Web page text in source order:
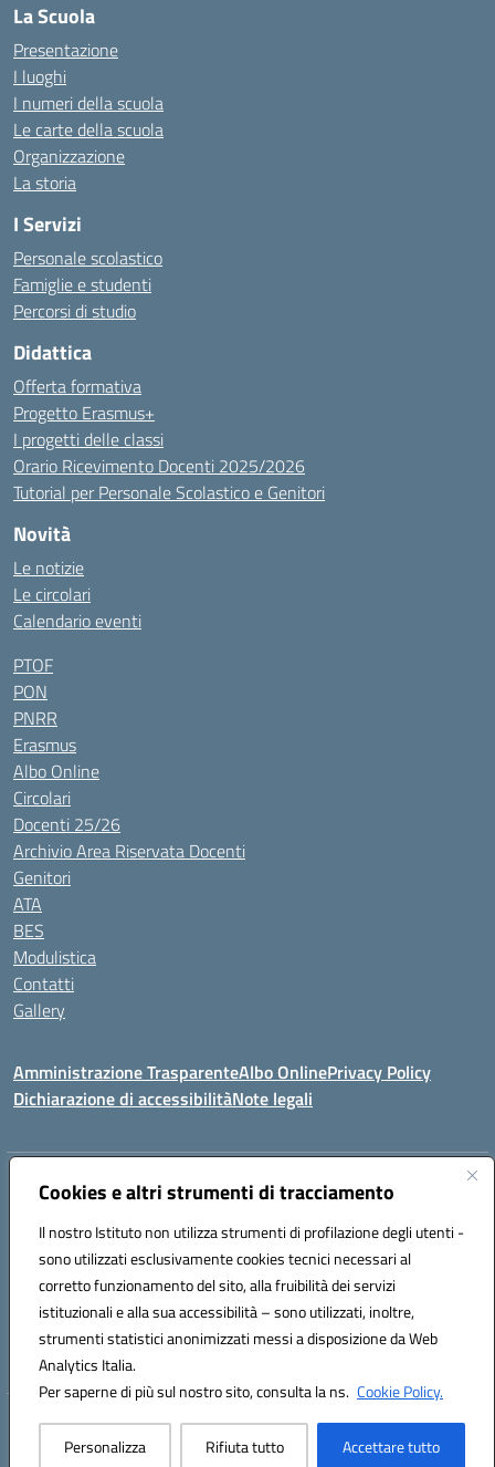
Cookies e altri strumenti di tracciamento
Il nostro Istituto non utilizza strumenti di profilazione degli utenti -
sono utilizzati esclusivamente cookies tecnici necessari al
corretto funzionamento del sito, alla fruibilità dei servizi
istituzionali e alla sua accessibilità – sono utilizzati, inoltre,
strumenti statistici anonimizzati messi a disposizione da Web
Analytics Italia.
Per saperne di più sul nostro sito, consulta la ns. Cookie Policy.
Personalizza Rifiuta tutto Accettare tutto
La Scuola
Presentazione
I luoghi
I numeri della scuola
Le carte della scuola
Organizzazione
La storia
I Servizi
Personale scolastico
Famiglie e studenti
Percorsi di studio
Didattica
Offerta formativa
Progetto Erasmus+
I progetti delle classi
Orario Ricevimento Docenti 2025/2026
Tutorial per Personale Scolastico e Genitori
Novità
Le notizie
Le circolari
Calendario eventi
PTOF
PON
PNRR
Erasmus
Albo Online
Circolari
Docenti 25/26
Archivio Area Riservata Docenti
Genitori
ATA
BES
Modulistica
Contatti
Gallery
Amministrazione TrasparenteAlbo OnlinePrivacy Policy
Dichiarazione di accessibilitàNote legali
Indirizzo:Via Coniugi Crigna – Cap. 89861 – Tropea (VV)
Posta elettronica certificata (PEC):vvic82200d@pec.istruzione.it
Codice fiscale: 96012410799
Codice meccanografico:VVIC82200D
Codice Indice delle Pubbliche Amministrazioni (IPA): istsc_vvic82200d
Codice unico di fatturazione (CUF): UFUKAE
Hosting & Powered by 3D Solution S.r.l.
Concept & Design by Designers Italia